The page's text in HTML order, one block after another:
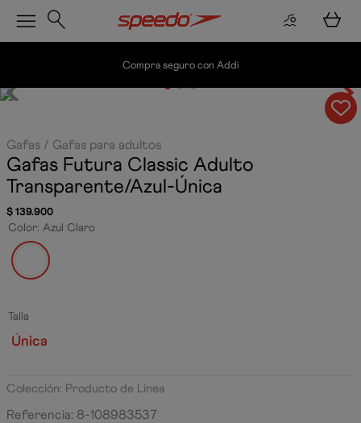
Compra seguro con Addi
Gafas Gafas para adultos
Gafas Futura Classic Adulto
Transparente/Azul-Única
$139.900
Color: Azul Claro
Talla
Única
Colección: Producto de Línea
Referencia: 8-108983537